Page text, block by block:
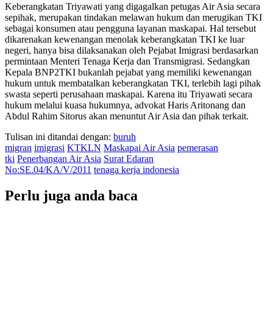
Keberangkatan Triyawati yang digagalkan petugas Air Asia secara
sepihak, merupakan tindakan melawan hukum dan merugikan TKI
sebagai konsumen atau pengguna layanan maskapai. Hal tersebut
dikarenakan kewenangan menolak keberangkatan TKI ke luar
negeri, hanya bisa dilaksanakan oleh Pejabat Imigrasi berdasarkan
permintaan Menteri Tenaga Kerja dan Transmigrasi. Sedangkan
Kepala BNP2TKI bukanlah pejabat yang memiliki kewenangan
hukum untuk membatalkan keberangkatan TKI, terlebih lagi pihak
swasta seperti perusahaan maskapai. Karena itu Triyawati secara
hukum melalui kuasa hukumnya, advokat Haris Aritonang dan
Abdul Rahim Sitorus akan menuntut Air Asia dan pihak terkait.
Tulisan ini ditandai dengan: buruh
migran imigrasi KTKLN Maskapai Air Asia pemerasan
tki Penerbangan Air Asia Surat Edaran
No:SE.04/KA/V/2011 tenaga kerja indonesia
Perlu juga anda baca